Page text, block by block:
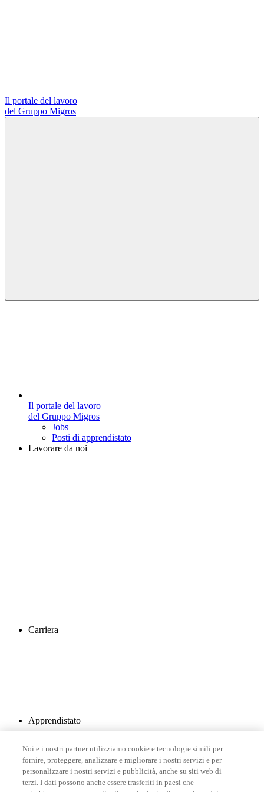
Il portale del lavoro
del Gruppo Migros
Il portale del lavoro
del Gruppo Migros
Jobs
Posti di apprendistato
Lavorare da noi
Carriera
Apprendistato
Noi e i nostri partner utilizziamo cookie e tecnologie simili per
fornire, proteggere, analizzare e migliorare i nostri servizi e per
personalizzare i nostri servizi e pubblicità, anche su siti web di
terzi. I dati possono anche essere trasferiti in paesi che